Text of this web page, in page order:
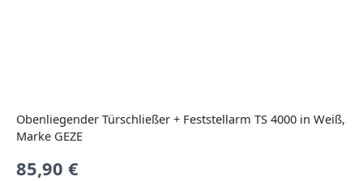
Obenliegender Türschließer + Feststellarm TS 4000 in Weiß,
Marke GEZE
85,90 €